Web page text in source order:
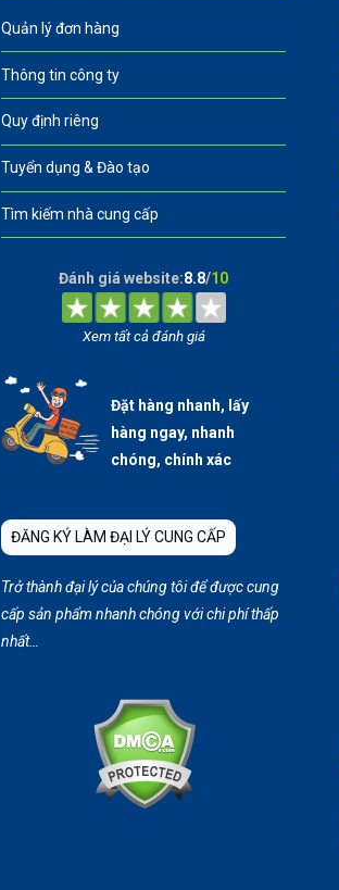
Quản lý đơn hàng
Thông tin công ty
Quy định riêng
Tuyển dụng & Đào tạo
Tìm kiếm nhà cung cấp
Đánh giá website:8.8/10
Xem tất cả đánh giá
Đặt hàng nhanh, lấy
hàng ngay, nhanh
chóng, chính xác
ĐĂNG KÝ LÀM ĐẠI LÝ CUNG CẤP
Trở thành đại lý của chúng tôi để được cung
cấp sản phẩm nhanh chóng với chi phí thấp
nhất…